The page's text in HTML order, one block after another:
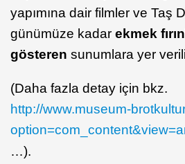
yapımına dair filmler ve Taş
günümüze kadar ekmek
gösteren sunumlara yer
(Daha fazla detay için bkz.
http://www.museum-
…).